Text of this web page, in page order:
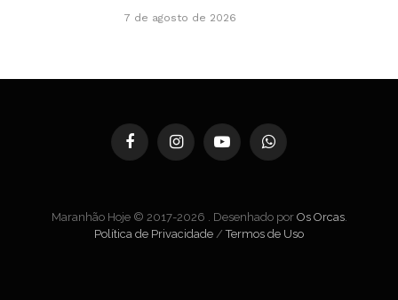
7 de agosto de 2026
FacebookInstagramYouTubeWhatsApp
Maranhão Hoje © 2017-2026 . Desenhado por Os Orcas.
Política de Privacidade /Termos de Uso